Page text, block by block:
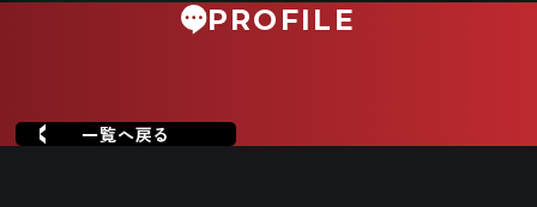
PROFILE
一覧へ戻る